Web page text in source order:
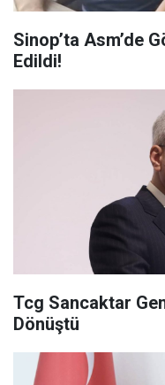
Sinop’ta Asm’de
Edildi!
Tcg Sancaktar
Dönüştü